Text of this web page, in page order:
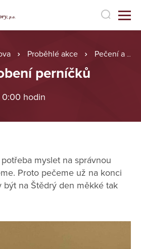
Proběhlé akce Pečení a zdobení perníčků
perníčků
0:00 hodin
myslet na správnou
Proto pečeme už na konci
být na Štědrý den měkké tak